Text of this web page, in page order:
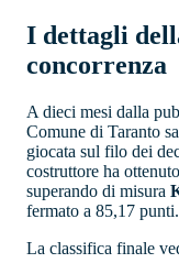
I dettagli
concorrenza
A dieci mesi dalla
Comune di Taranto
giocata sul filo dei
costruttore ha
superando di misura
fermato a 85,17 punti.
La classifica finale